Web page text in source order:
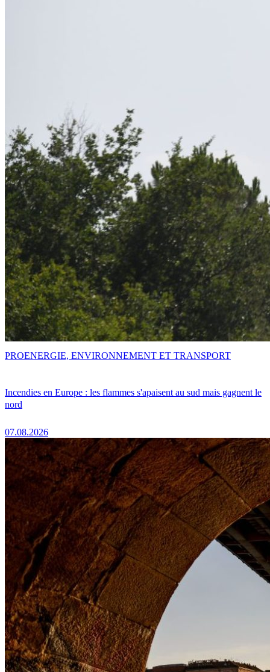
Incendies en Europe : les flammes s'apaisent au sud mais gagnent le
nord
07.08.2026
PROENERGIE, ENVIRONNEMENT ET TRANSPORT